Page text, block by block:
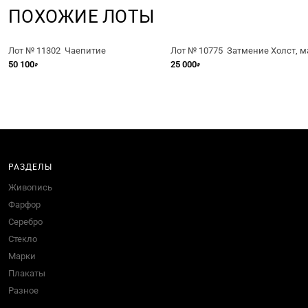
ПОХОЖИЕ ЛОТЫ
Лот № 11302 Чаепитие
50 100₽
Лот № 10775 Затмение Холст,
25 000₽
РАЗДЕЛЫ
Живопись
Фарфор
Серебро
Стекло
Марки
Плакаты
Разное